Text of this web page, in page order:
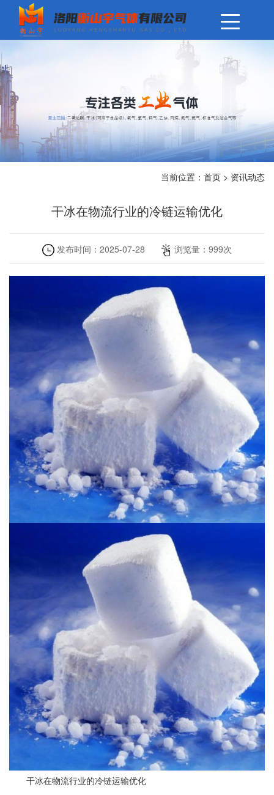
当前位置： 首页 > 资讯动态
干冰在物流行业的冷链运输优化
发布时间： 2025-07-28 浏览量： 999次
干冰在物流行业的冷链运输优化